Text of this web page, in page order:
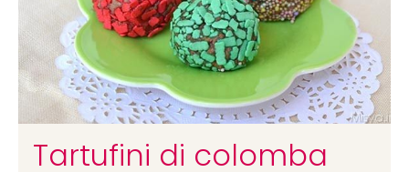
Tartufini di colomba